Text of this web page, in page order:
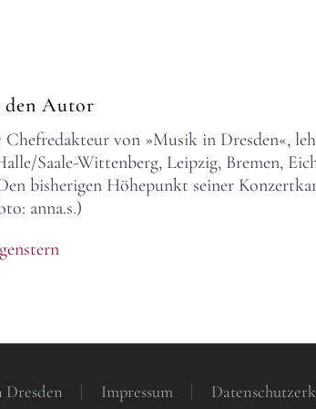
Autor
von »Musik in Dresden«,
Saale-Wittenberg, Leipzig, Bremen,
bisherigen Höhepunkt seiner
anna.s.)
Dresden Impressum